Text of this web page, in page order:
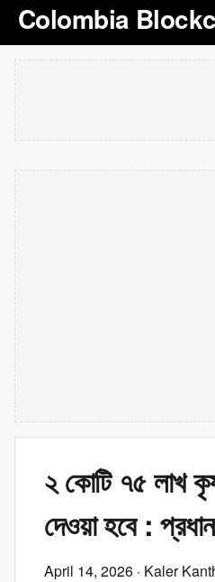
Colombia
২ কোটি ৭৫ লাখ
দেওয়া হবে :
April 14, 2026 · Kaler